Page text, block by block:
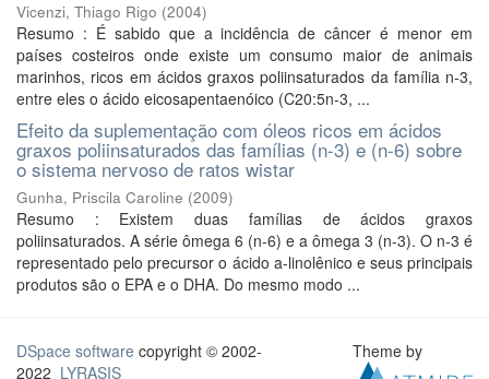
Vicenzi, Thiago Rigo (2004)
Resumo : É sabido que a incidência de câncer é menor em
países costeiros onde existe um consumo maior de animais
marinhos, ricos em ácidos graxos poliinsaturados da família n-3,
entre eles o ácido eicosapentaenóico (C20:5n-3, ...
Efeito da suplementação com óleos ricos em ácidos
graxos poliinsaturados das famílias (n-3) e (n-6) sobre
o sistema nervoso de ratos wistar
Gunha, Priscila Caroline (2009)
Resumo : Existem duas famílias de ácidos graxos
poliinsaturados. A série ômega 6 (n-6) e a ômega 3 (n-3). O n-3 é
representado pelo precursor o ácido a-linolênico e seus principais
produtos são o EPA e o DHA. Do mesmo modo ...
DSpace software copyright © 2002-
2022 LYRASIS
Theme by